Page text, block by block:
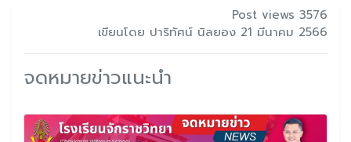
Post views 3576
เขียนโดย ปาริทัศน์ นิลยอง 21 มีนาคม 2566
จดหมายข่าวแนะนำ